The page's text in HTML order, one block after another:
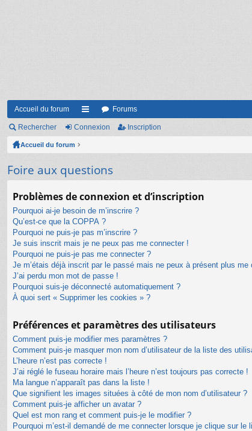
Accueil du forum
ac
ci
s
Forums
Rechercher Connexion Inscription
Accueil du forum
Foire aux questions
Problèmes de connexion et d’inscription
Pourquoi ai-je besoin de m’inscrire ?
Qu’est-ce que la COPPA ?
Pourquoi ne puis-je pas m’inscrire ?
Je suis inscrit mais je ne peux pas me connecter !
Pourquoi ne puis-je pas me connecter ?
Je m’étais déjà inscrit par le passé mais ne peux à présent plus me
J’ai perdu mon mot de passe !
Pourquoi suis-je déconnecté automatiquement ?
À quoi sert « Supprimer les cookies » ?
Préférences et paramètres des utilisateurs
Comment puis-je modifier mes paramètres ?
Comment puis-je masquer mon nom d’utilisateur de la liste des
L’heure n’est pas correcte !
J’ai réglé le fuseau horaire mais l’heure n’est toujours pas correcte !
Ma langue n’apparaît pas dans la liste !
Que signifient les images situées à côté de mon nom d’utilisateur ?
Comment puis-je afficher un avatar ?
Quel est mon rang et comment puis-je le modifier ?
Pourquoi m’est-il demandé de me connecter lorsque je clique sur le